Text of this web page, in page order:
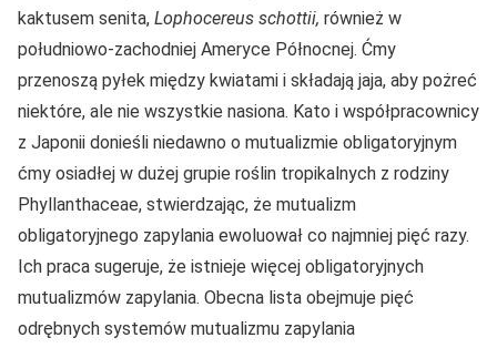
kaktusem senita, Lophocereus schottii, również w
południowo-zachodniej Ameryce Północnej. Ćmy
przenoszą pyłek między kwiatami i składają jaja, aby pożreć
niektóre, ale nie wszystkie nasiona. Kato i współpracownicy
z Japonii donieśli niedawno o mutualizmie obligatoryjnym
ćmy osiadłej w dużej grupie roślin tropikalnych z rodziny
Phyllanthaceae, stwierdzając, że mutualizm
obligatoryjnego zapylania ewoluował co najmniej pięć razy.
Ich praca sugeruje, że istnieje więcej obligatoryjnych
mutualizmów zapylania. Obecna lista obejmuje pięć
odrębnych systemów mutualizmu zapylania